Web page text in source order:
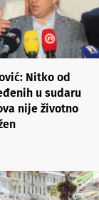
Nitko od
u sudaru
nije životno